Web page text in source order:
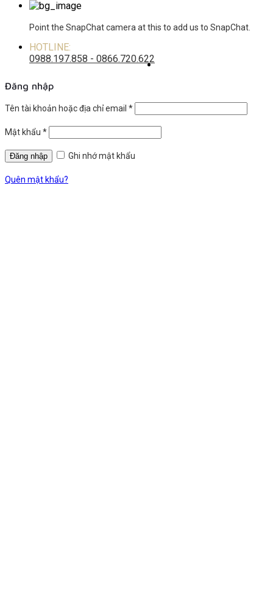
Point the SnapChat camera at this to add us to SnapChat.
HOTLINE:
0988.197.858 - 0866.720.622
Đăng nhập
Tên tài khoản hoặc địa chỉ email *
Mật khẩu *
Ghi nhớ mật khẩu
Quên mật khẩu?